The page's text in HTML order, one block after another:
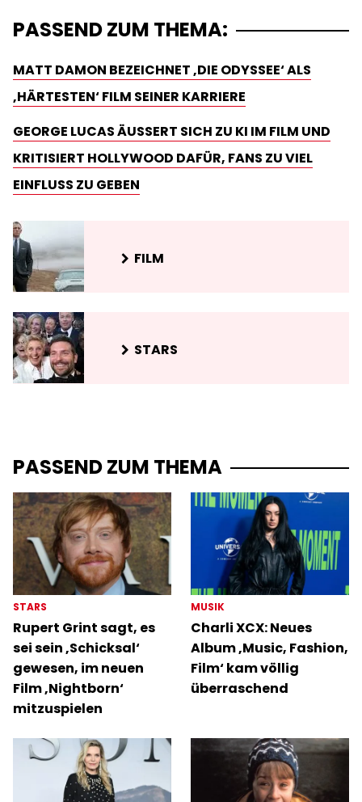
PASSEND ZUM THEMA:
MATT DAMON BEZEICHNET ‚DIE ODYSSEE‘ ALS
‚HÄRTESTEN‘ FILM SEINER KARRIERE
GEORGE LUCAS ÄUSSERT SICH ZU KI IM FILM UND K
RITISIERT HOLLYWOOD DAFÜR, FANS ZU VIEL E
INFLUSS ZU GEBEN
FILM
STARS
PASSEND ZUM THEMA
STARS
Rupert Grint sagt, es
sei sein ‚Schicksal‘
gewesen, im neuen
Film ‚Nightborn‘
mitzuspielen
MUSIK
Charli XCX: Neues
Album ‚Music, Fashion,
Film‘ kam völlig
überraschend